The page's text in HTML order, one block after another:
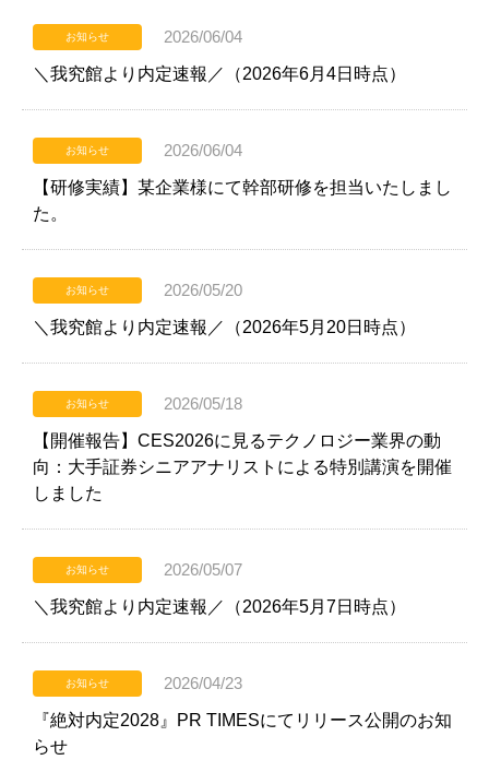
お知らせ
2026/06/04
＼我究館より内定速報／（2026年6月4日時点）
お知らせ
2026/06/04
【研修実績】某企業様にて幹部研修を担当いたしまし
た。
お知らせ
2026/05/20
＼我究館より内定速報／（2026年5月20日時点）
お知らせ
2026/05/18
【開催報告】CES2026に見るテクノロジー業界の動
向：大手証券シニアアナリストによる特別講演を開催
しました
お知らせ
2026/05/07
＼我究館より内定速報／（2026年5月7日時点）
お知らせ
2026/04/23
『絶対内定2028』PR TIMESにてリリース公開のお知
らせ